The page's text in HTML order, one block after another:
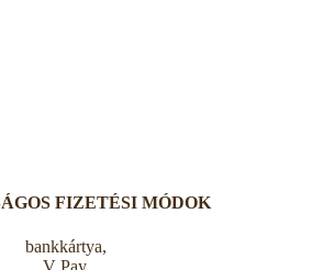
FIZETÉSI MÓDOK
bankkártya,
V Pay,